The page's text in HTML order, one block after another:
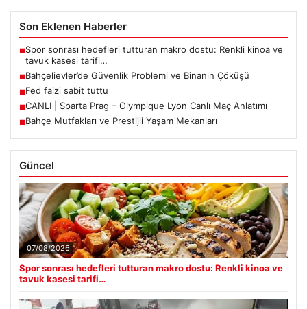
Son Eklenen Haberler
■Spor sonrası hedefleri tutturan makro dostu: Renkli kinoa ve
tavuk kasesi tarifi…
■Bahçelievler’de Güvenlik Problemi ve Binanın Çöküşü
■Fed faizi sabit tuttu
■CANLI | Sparta Prag – Olympique Lyon Canlı Maç Anlatımı
■Bahçe Mutfakları ve Prestijli Yaşam Mekanları
Güncel
07/08/2026
Spor sonrası hedefleri tutturan makro dostu: Renkli kinoa ve
tavuk kasesi tarifi…